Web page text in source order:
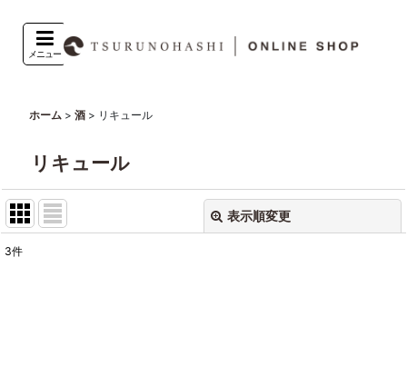
メニュー
ホーム > 酒 > リキュール
リキュール
表示順変更
3件